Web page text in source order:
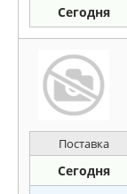
Сегодня
Поставка
Сегодня